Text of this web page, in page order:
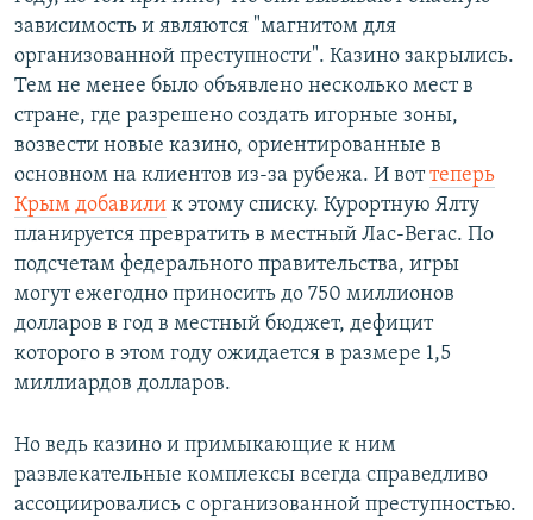
зависимость и являются "магнитом для
организованной преступности". Казино закрылись.
Тем не менее было объявлено несколько мест в
стране, где разрешено создать игорные зоны,
возвести новые казино, ориентированные в
основном на клиентов из-за рубежа. И воттеперь
Крым добавили к этому списку. Курортную Ялту
планируется превратить в местный Лас-Вегас. По
подсчетам федерального правительства, игры
могут ежегодно приносить до 750 миллионов
долларов в год в местный бюджет, дефицит
которого в этом году ожидается в размере 1,5
миллиардов долларов.
Но ведь казино и примыкающие к ним
развлекательные комплексы всегда справедливо
ассоциировались с организованной преступностью.